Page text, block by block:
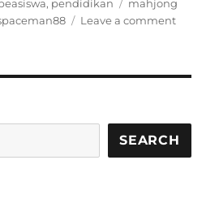
, pendidikan
mahjong
Leave a commenton
Syarat,
Cara
Daftar,
SEARCH